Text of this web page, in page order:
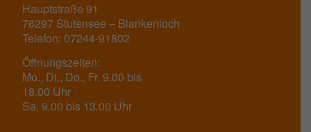
Hauptstraße 91
76297 Stutensee – Blankenloch
Telefon: 07244-91802
Öffnungszeiten:
Mo., Di., Do., Fr. 9.00 bis
18.00 Uhr
Sa. 9.00 bis 13.00 Uhr